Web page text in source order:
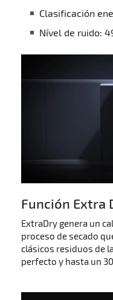
Clasificación
Nível de ruido:
Función Extra
ExtraDry genera un
proceso de secado
clásicos residuos de
perfecto y hasta un